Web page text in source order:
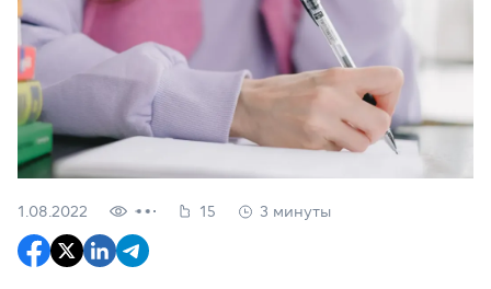
1.08.2022 15 3 минуты